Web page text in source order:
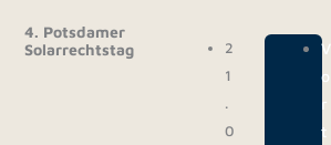
4. Potsdamer
Solarrechtstag
2
1
.
0
V
o
r
t